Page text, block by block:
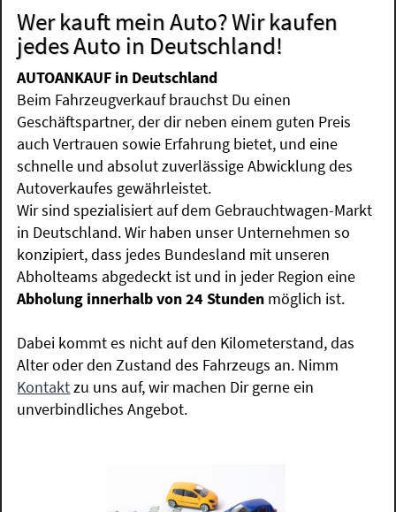
Wer kauft mein Auto? Wir kaufen
jedes Auto in Deutschland!
AUTOANKAUF in Deutschland
Beim Fahrzeugverkauf brauchst Du einen
Geschäftspartner, der dir neben einem guten Preis
auch Vertrauen sowie Erfahrung bietet, und eine
schnelle und absolut zuverlässige Abwicklung des
Autoverkaufes gewährleistet.
Wir sind spezialisiert auf dem Gebrauchtwagen-Markt
in Deutschland. Wir haben unser Unternehmen so
konzipiert, dass jedes Bundesland mit unseren
Abholteams abgedeckt ist und in jeder Region eine
Abholung innerhalb von 24 Stunden möglich ist.
Dabei kommt es nicht auf den Kilometerstand, das
Alter oder den Zustand des Fahrzeugs an. Nimm
Kontaktzu uns auf, wir machen Dir gerne ein
unverbindliches Angebot.